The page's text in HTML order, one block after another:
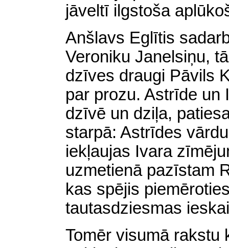
jāveltī ilgstoša
Anšlavs Eglītis
Veroniku Janelsiņu,
dzīves draugi Pāvils
par prozu. Astrīde un
dzīvē un dziļa,
starpā: Astrīdes
iekļaujas Ivara
uzmetienā pazīstam
kas spējis
tautasdziesmas
Tomēr visumā rakstu